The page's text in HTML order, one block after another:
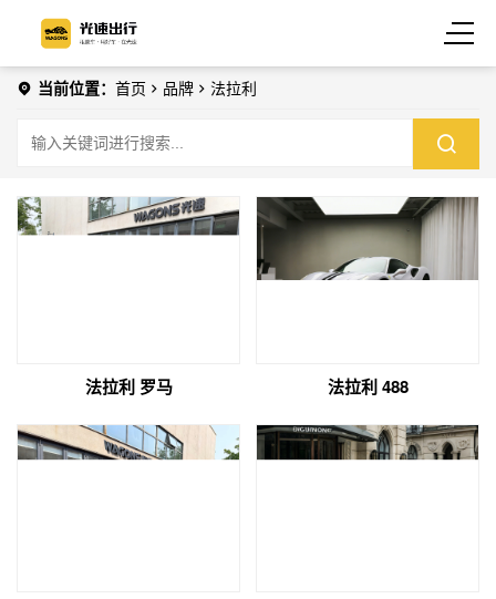
当前位置： 首页 品牌 法拉利
法拉利 罗马 法拉利 488